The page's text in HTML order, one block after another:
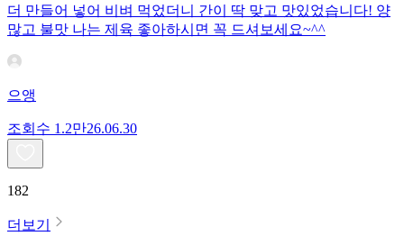
더 만들어 넣어 비벼 먹었더니 간이 딱 맞고 맛있었습니다! 양
많고 불맛 나는 제육 좋아하시면 꼭 드셔보세요~^^
으앵
조회수 1.2만26.06.30
182
더보기